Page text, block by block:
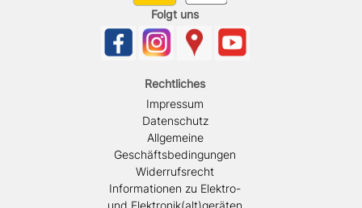
Folgt uns
Rechtliches
Impressum
Datenschutz
Allgemeine
Geschäftsbedingungen
Widerrufsrecht
Informationen zu Elektro-
und Elektronik(alt)geräten